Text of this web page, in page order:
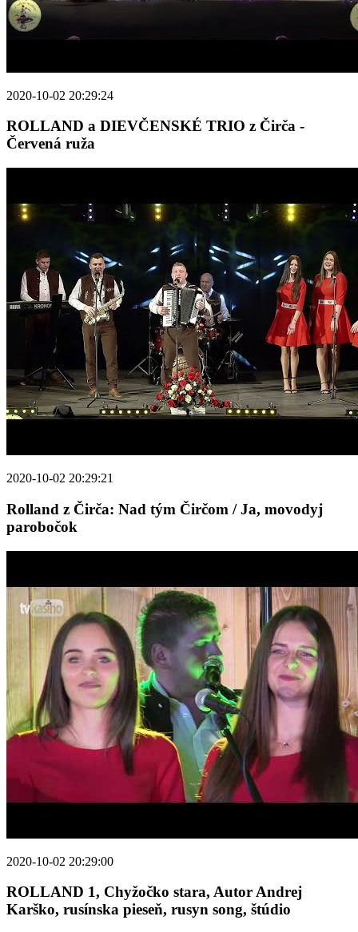
2020-10-02 20:29:24
ROLLAND a DIEVČENSKÉ TRIO z Čirča -
Červená ruža
2020-10-02 20:29:21
Rolland z Čirča: Nad tým Čirčom / Ja, movodyj
parobočok
2020-10-02 20:29:00
ROLLAND 1, Chyžočko stara, Autor Andrej
Karško, rusínska pieseň, rusyn song, štúdio